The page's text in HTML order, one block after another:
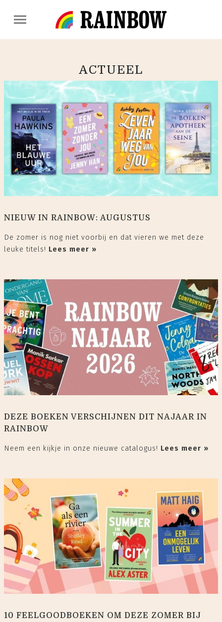
ACTUEEL
NIEUW IN RAINBOW: AUGUSTUS
De zomer is nog niet voorbij en dat vieren we met deze
leuke titels! Lees meer »
DEZE BOEKEN VERSCHIJNEN DIT NAJAAR IN
RAINBOW
Neem een kijkje in onze nieuwe catalogus! Lees meer »
10 FEELGOODBOEKEN OM DEZE ZOMER BIJ